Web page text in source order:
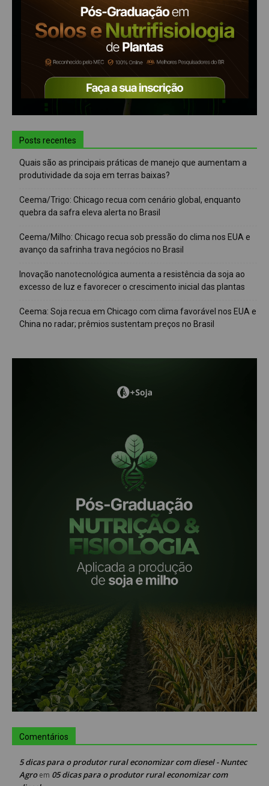
Posts recentes
Quais são as principais práticas de manejo que aumentam a
produtividade da soja em terras baixas?
Ceema/Trigo: Chicago recua com cenário global, enquanto
quebra da safra eleva alerta no Brasil
Ceema/Milho: Chicago recua sob pressão do clima nos EUA e
avanço da safrinha trava negócios no Brasil
Inovação nanotecnológica aumenta a resistência da soja ao
excesso de luz e favorecer o crescimento inicial das plantas
Ceema: Soja recua em Chicago com clima favorável nos EUA e
China no radar; prêmios sustentam preços no Brasil
Comentários
5 dicas para o produtor rural economizar com diesel - Nuntec
Agroem 05 dicas para o produtor rural economizar com